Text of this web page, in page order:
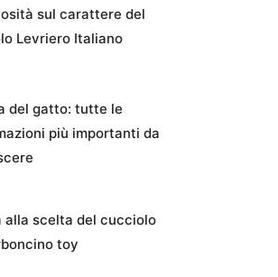
sul carattere del
Levriero Italiano
del gatto: tutte le
più importanti da
alla scelta del cucciolo
toy